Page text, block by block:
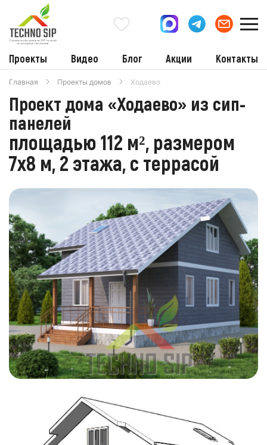
Проекты Видео Блог Акции Контакты
Главная Проекты домов Ходаево
Проект дома «Ходаево» из сип-
панелей
площадью 112 м², размером
7х8 м, 2 этажа, с террасой